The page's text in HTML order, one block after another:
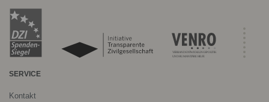
SERVICE
Kontakt